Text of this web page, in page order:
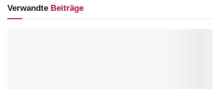
Verwandte Beiträge